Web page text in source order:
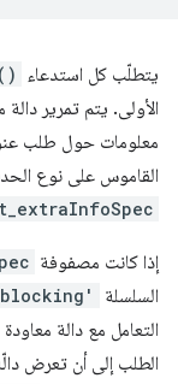
يتطلّب كل استدعاء
الأولى. يتم تمرير
القاموس على نوع
إذا كانت مصفوفة
السلسلة
التعامل مع دالة
الطلب إلى أن تعرض